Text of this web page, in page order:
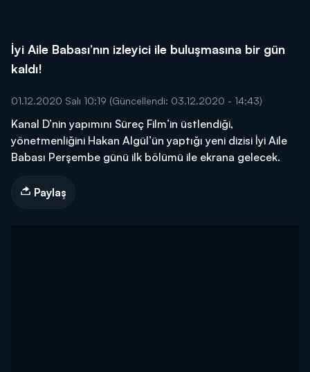
İyi Aile Babası’nın izleyici ile buluşmasına bir gün
kaldı!
01.12.2020 Salı 10:19 (Güncellendi: 03.12.2020 - 14:43)
Kanal D’nin yapımını Süreç Film’in üstlendiği,
yönetmenliğini Hakan Algül’ün yaptığı yeni dizisi İyi Aile
Babası Perşembe günü ilk bölümü ile ekrana gelecek.
Paylaş